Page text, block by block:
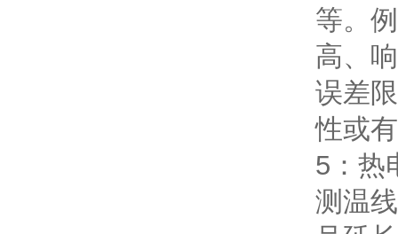
等。
高、
误差
性或
5：热
测温